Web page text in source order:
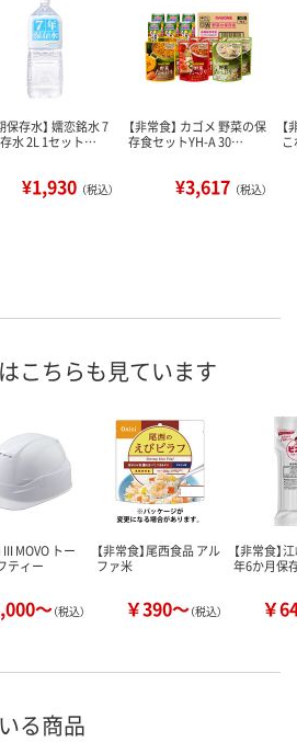
保存水】 嬬恋銘水 7
水 2L 1セット…
¥1,930 （税込）
【非常食】 カゴメ 野菜の保
存食セットYH-A 30…
¥3,617 （税込）
こちらも見ています
MOVO トー
ティー
～（税込）
【非常食】尾西食品 アル
ファ米
￥390～（税込）
【非常食】
年6か月保
￥
る商品